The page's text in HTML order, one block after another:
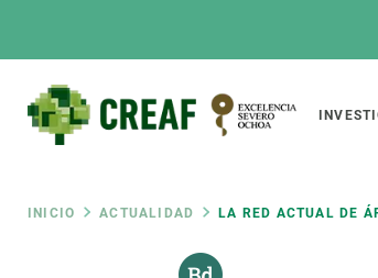
Ruta
INICIO ACTUALIDAD LA RED ACTUAL DE